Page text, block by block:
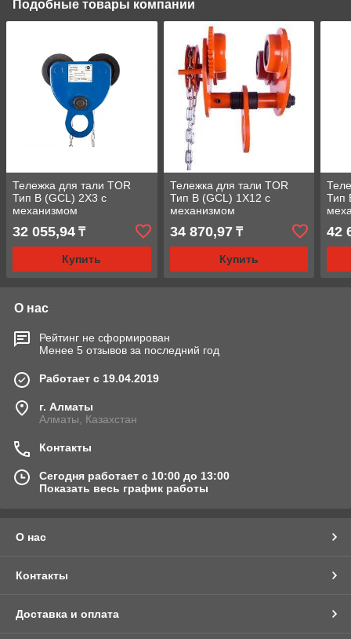
Подобные товары компании
Тележка для тали TOR
Тип В (GCL) 2Х3 с
механизмом
передвижения
32 055,94 ₸
Купить
Тележка для тали TOR
Тип В (GCL) 1Х12 с
механизмом
передвижения
34 870,97₸
Купить
Тип
42
О нас
Рейтинг не сформирован
Менее 5 отзывов за последний год
Работает с 19.04.2019
г. Алматы
Алматы, Казахстан
Контакты
Сегодня работает с 10:00 до 13:00
Показать весь график работы
О нас
Контакты
Доставка и оплата